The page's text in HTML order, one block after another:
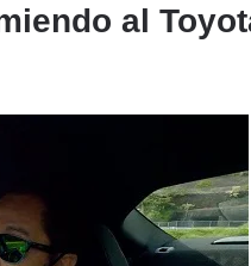
al